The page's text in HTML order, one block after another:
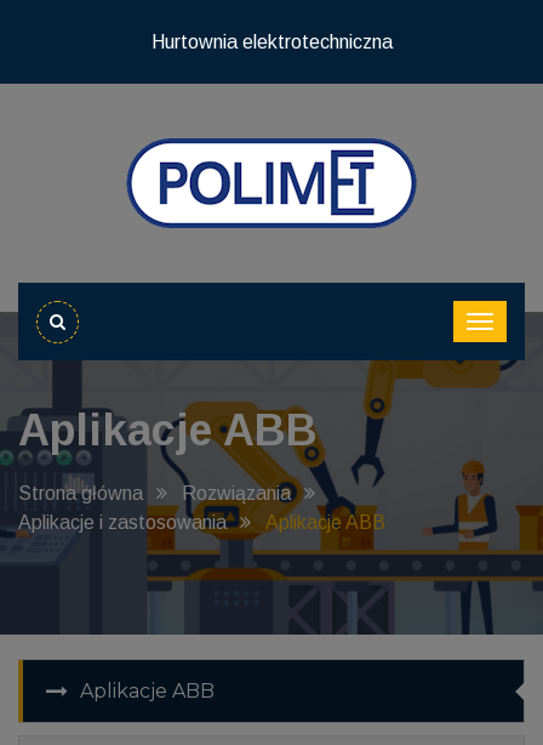
Hurtownia elektrotechniczna
Aplikacje ABB
Strona główna
Rozwiązania
Aplikacje i zastosowania
Aplikacje ABB
Aplikacje ABB